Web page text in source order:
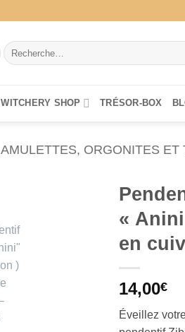
Recherche
pour :
WITCHERY SHOP TRÉSOR-BOX
AMULETTES, ORGONITES ET
«
en
14,00€
Éveillez